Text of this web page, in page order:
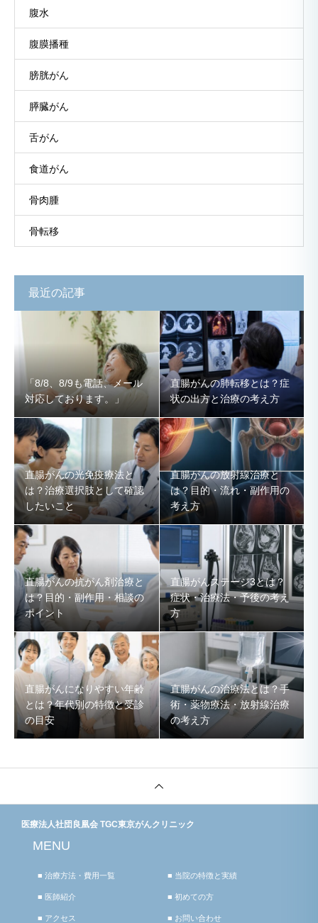
腹水
腹膜播種
膀胱がん
膵臓がん
舌がん
食道がん
骨肉腫
骨転移
最近の記事
「8/8、8/9も電話、メール
対応しております。」
直腸がんの肺転移とは？症
状の出方と治療の考え方
直腸がんの光免疫療法と
は？治療選択肢として確認
したいこと
直腸がんの放射線治療と
は？目的・流れ・副作用の
考え方
直腸がんの抗がん剤治療と
は？目的・副作用・相談の
ポイント
直腸がんステージ3とは？
症状・治療法・予後の考え
方
直腸がんになりやすい年齢
とは？年代別の特徴と受診
の目安
直腸がんの治療法とは？手
術・薬物療法・放射線治療
の考え方
医療法人社団良凰会 TGC東京がんクリニック
MENU
■ 治療方法・費用一覧 ■ 当院の特徴と実績
■ 医師紹介 ■ 初めての方
■ アクセス ■ お問い合わせ